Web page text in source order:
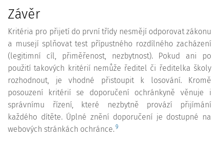
Závěr
Kritéria pro přijetí do první třídy nesmějí odporovat zákonu
a musejí splňovat test přípustného rozdílného zacházení
(legitimní cíl, přiměřenost, nezbytnost). Pokud ani po
použití takových kritérií nemůže ředitel či ředitelka školy
rozhodnout, je vhodné přistoupit k losování. Kromě
posouzení kritérií se doporučení ochránkyně věnuje i
správnímu řízení, které nezbytně provází přijímání
každého dítěte. Úplné znění doporučení je dostupné na
webových stránkách ochránce.9